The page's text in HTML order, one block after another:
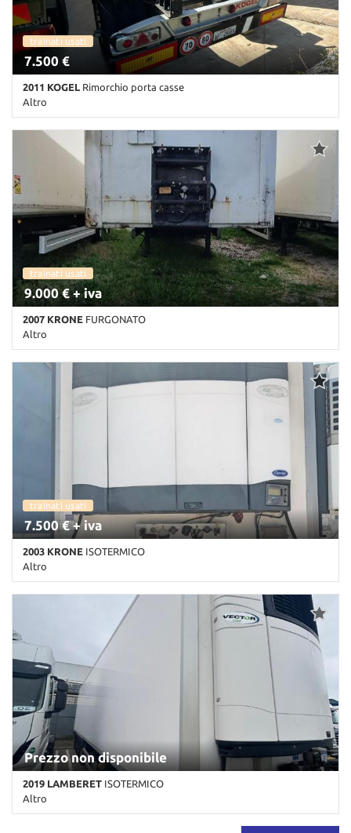
trainati usati
7.500 €
2011 KOGEL Rimorchio porta casse
Altro
Km non disponibile • Cambio Altro • Nero pastello
trainati usati
9.000 € + iva
2007 KRONE FURGONATO
Altro
Km non disponibile • Cambio Altro • Bianco pastello
trainati usati
7.500 € + iva
2003 KRONE ISOTERMICO
Altro
Km non disponibile • Cambio Altro • Bianco pastello • ABS • EBS •
Freno a disco • Pavimento in alluminio "chicco di riso" • Rinforzo
Pavimento/Laterali per trasporti logistici • Sospensioni ad aria
Prezzo non disponibile
2019 LAMBERET ISOTERMICO
Altro
Km non disponibile • Cambio Altro • Bianco pastello • ABS • EBS •